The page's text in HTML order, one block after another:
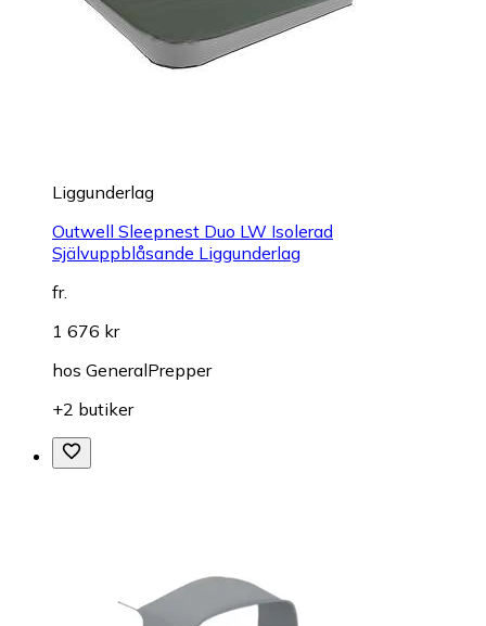
Liggunderlag
Outwell Sleepnest Duo LW Isolerad
Självuppblåsande Liggunderlag
fr.
1 676 kr
hos GeneralPrepper
+2 butiker